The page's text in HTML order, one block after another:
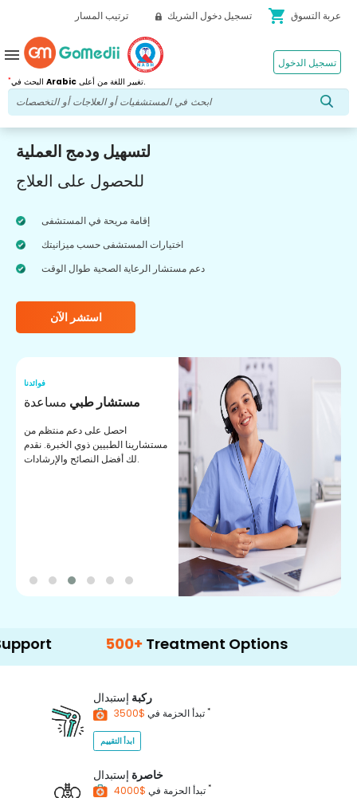
ترتيب المسار تسجيل دخول الشريك shopping_cart عربة التسوق
* Arabic تغيير اللغة من أعلى.
تسجيل الدخول menu
لتسهيل ودمج العملية
للحصول على العلاج
إقامة مريحة في المستشفى
اختيارات المستشفى حسب ميزانيتك
دعم مستشار الرعاية الصحية طوال الوقت
استشر الآن
فوائدنا
مستشار طبي مساعدة
احصل على دعم منتظم من
مستشارينا الطبيين ذوي الخبرة. نقدم
لك أفضل النصائح والإرشادات.
500+ Treatment Options
ركبة إستبدال
تبدأ الحزمة في *
ابدأ التقييم
خاصرة إستبدال
تبدأ الحزمة في *